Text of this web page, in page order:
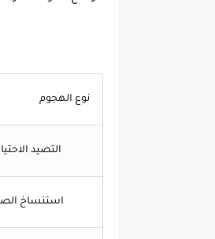
نوع الهجوم
التصيد
استنساخ